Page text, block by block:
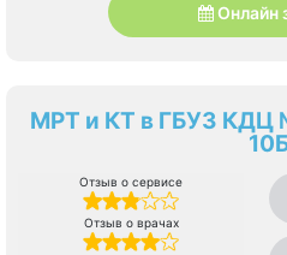
Онлайн
МРТ и КТ в ГБУЗ КДЦ
Отзыв о сервисе
Отзыв о врачах